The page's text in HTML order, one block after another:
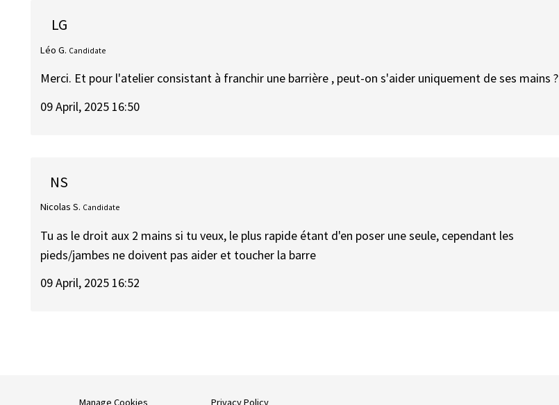
LG
Léo G. Candidate
Merci. Et pour l'atelier consistant à franchir une barrière , peut-on s'aider uniquement de ses mains ?
09 April, 2025 16:50
NS
Nicolas S. Candidate
Tu as le droit aux 2 mains si tu veux, le plus rapide étant d'en poser une seule, cependant les
pieds/jambes ne doivent pas aider et toucher la barre
09 April, 2025 16:52